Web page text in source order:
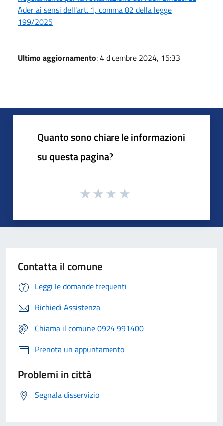
Ader ai sensi dell'art. 1, comma 82 della legge
199/2025
Ultimo aggiornamento: 4 dicembre 2024, 15:33
Quanto sono chiare le informazioni
su questa pagina?
Contatta il comune
Leggi le domande frequenti
Richiedi Assistenza
Chiama il comune 0924 991400
Prenota un appuntamento
Problemi in città
Segnala disservizio